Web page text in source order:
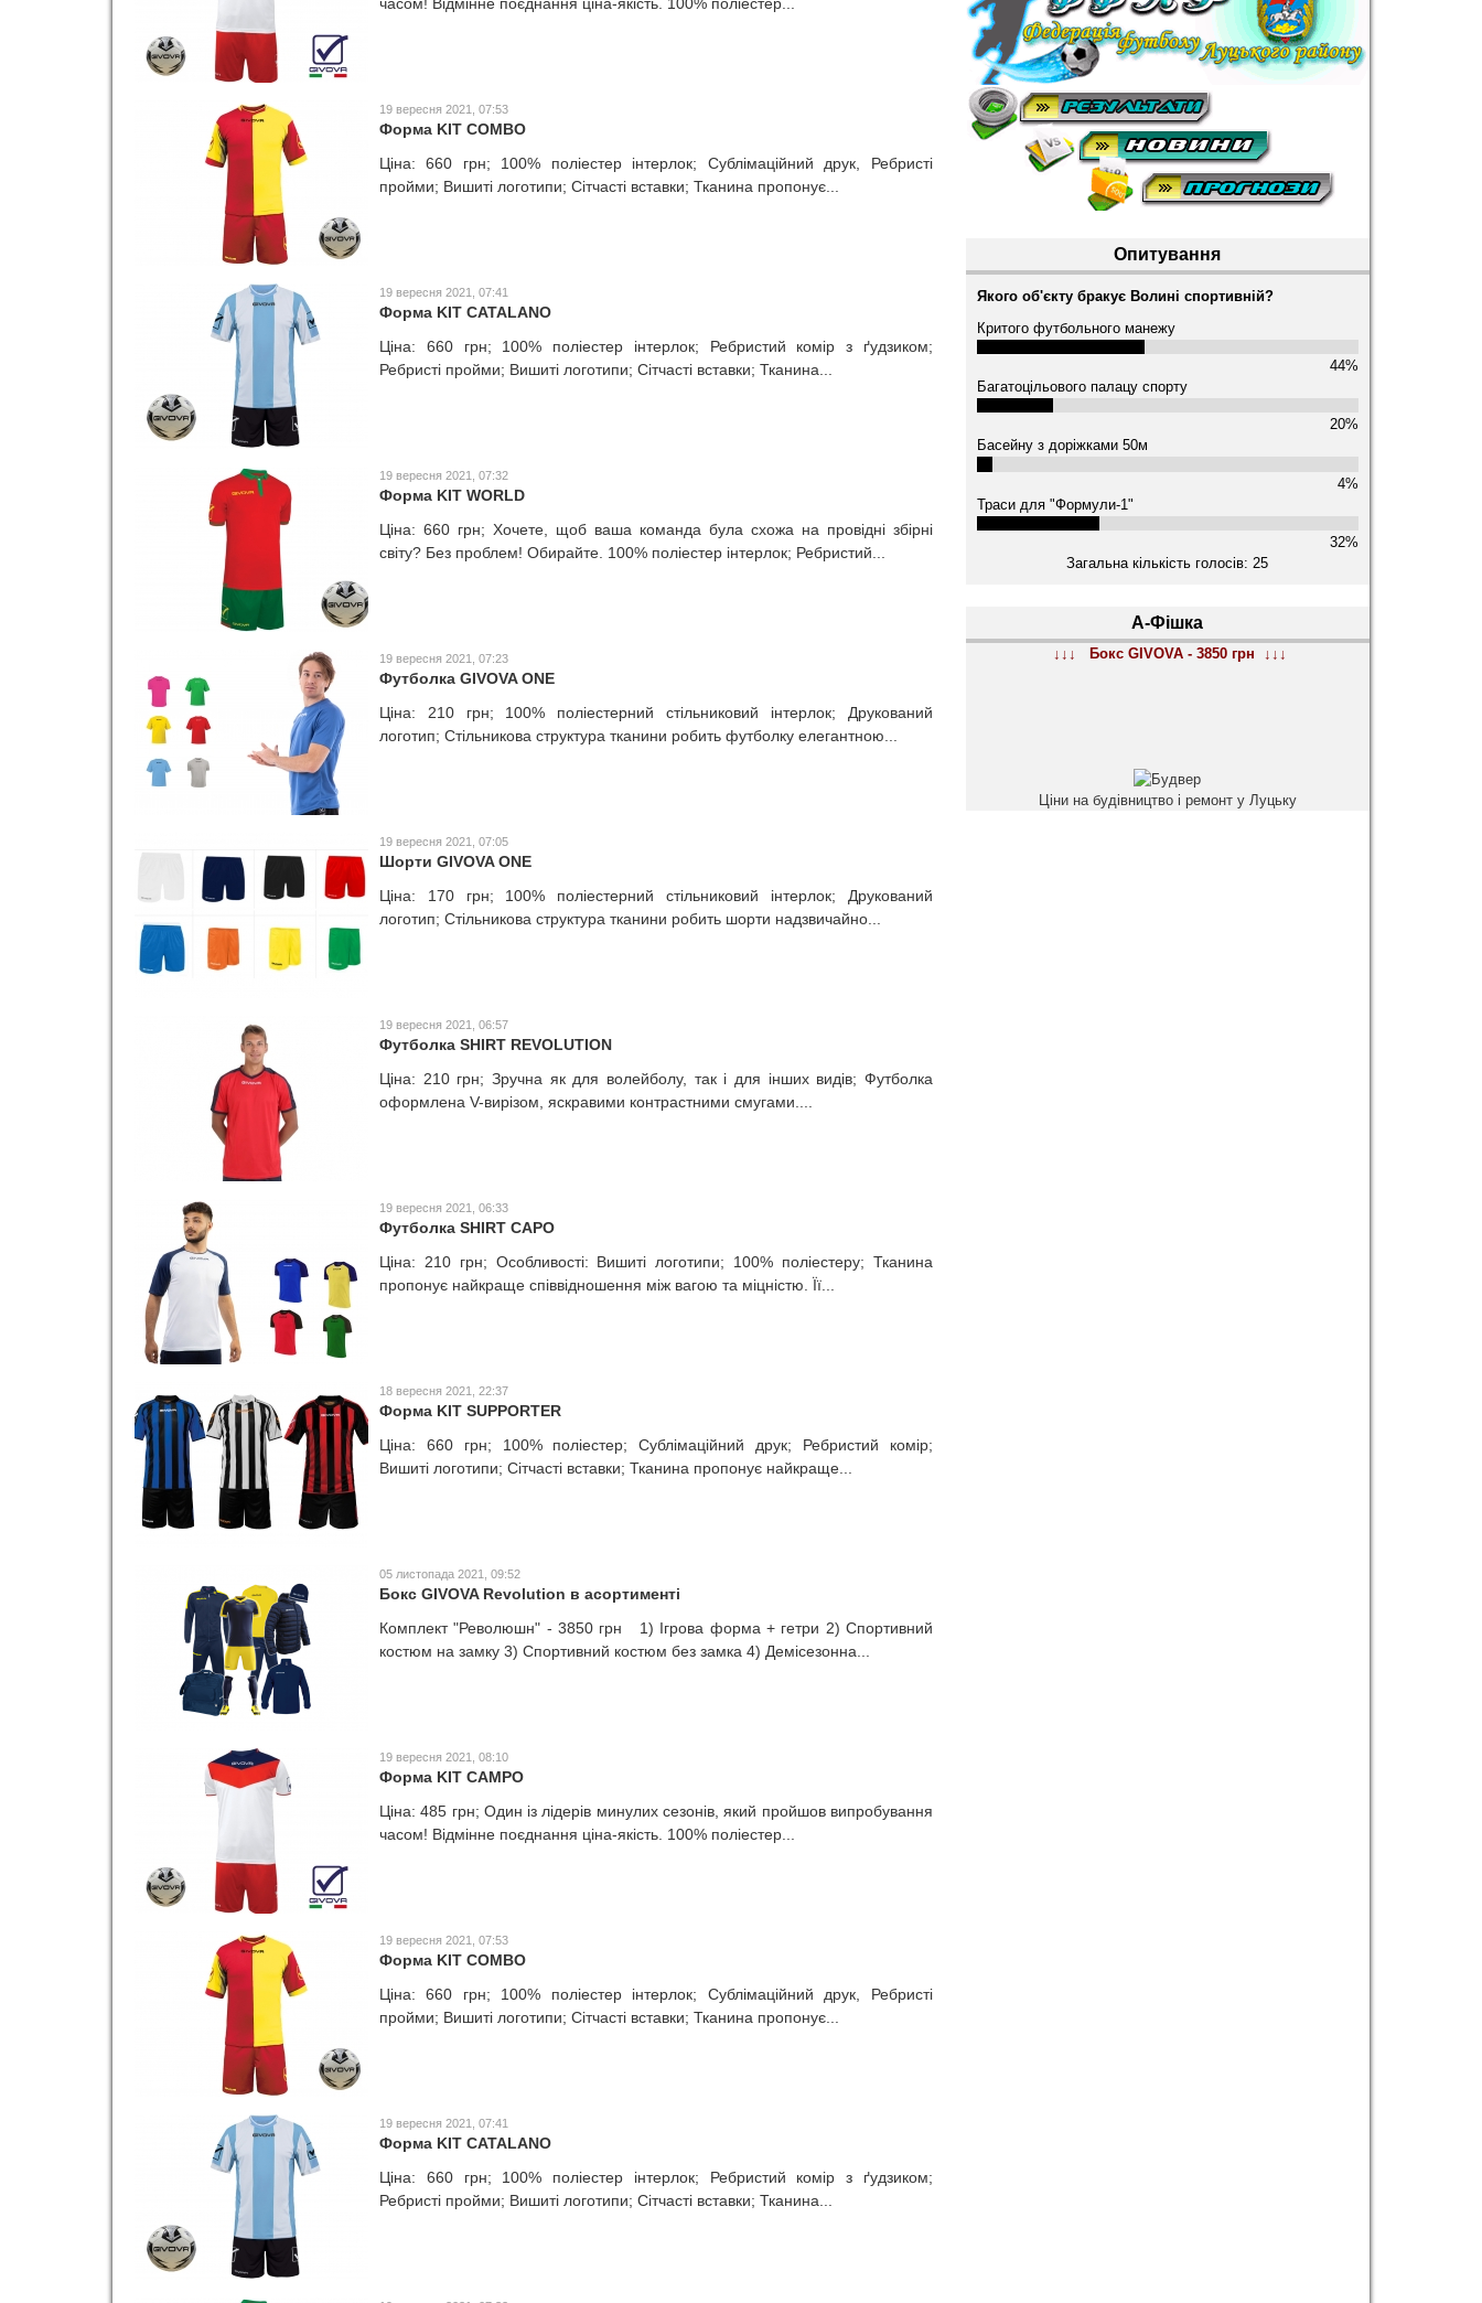
19 вересня 2021, 07:53
Форма KIT CОМВО
Ціна: 660 грн; 100% поліестер інтерлок; Сублімаційний друк, Ребристі
пройми; Вишиті логотипи; Сітчасті вставки; Тканина пропонує...
19 вересня 2021, 07:41
Форма KIT CATALANO
Ціна: 660 грн; 100% поліестер інтерлок; Ребристий комір з ґудзиком;
Ребристі пройми; Вишиті логотипи; Сітчасті вставки; Тканина...
19 вересня 2021, 07:32
Форма KIT WORLD
Ціна: 660 грн; Хочете, щоб ваша команда була схожа на провідні збірні
світу? Без проблем! Обирайте. 100% поліестер інтерлок; Ребристий...
19 вересня 2021, 07:23
Футболка GIVOVA ONE
Ціна: 210 грн; 100% поліестерний стільниковий інтерлок; Друкований
логотип; Стільникова структура тканини робить футболку елегантною...
19 вересня 2021, 07:05
Шорти GIVOVA ONE
Ціна: 170 грн; 100% поліестерний стільниковий інтерлок; Друкований
логотип; Стільникова структура тканини робить шорти надзвичайно...
19 вересня 2021, 06:57
Футболка SHIRT REVOLUTION
Ціна: 210 грн; Зручна як для волейболу, так і для інших видів; Футболка
оформлена V-вирізом, яскравими контрастними смугами....
19 вересня 2021, 06:33
Футболка SHIRT CAPO
Ціна: 210 грн; Особливості: Вишиті логотипи; 100% поліестеру; Тканина
пропонує найкраще співвідношення між вагою та міцністю. Її...
18 вересня 2021, 22:37
Форма KIT SUPPORTER
Ціна: 660 грн; 100% поліестер; Сублімаційний друк; Ребристий комір;
Вишиті логотипи; Сітчасті вставки; Тканина пропонує найкраще...
05 листопада 2021, 09:52
Бокс GIVOVA Revolution в асортименті
Комплект "Революшн" - 3850 грн 1) Ігрова форма + гетри 2) Спортивний
костюм на замку 3) Спортивний костюм без замка 4) Демісезонна...
19 вересня 2021, 08:10
Форма KIT CАМРО
Ціна: 485 грн; Один із лідерів минулих сезонів, який пройшов випробування
часом! Відмінне поєднання ціна-якість. 100% поліестер...
19 вересня 2021, 07:53
Форма KIT CОМВО
Ціна: 660 грн; 100% поліестер інтерлок; Сублімаційний друк, Ребристі
пройми; Вишиті логотипи; Сітчасті вставки; Тканина пропонує...
19 вересня 2021, 07:41
Форма KIT CATALANO
Ціна: 660 грн; 100% поліестер інтерлок; Ребристий комір з ґудзиком;
Ребристі пройми; Вишиті логотипи; Сітчасті вставки; Тканина...
Опитування
Якого об'єкту бракує Волині спортивній?
Критого футбольного манежу
44%
Багатоцільового палацу спорту
20%
Басейну з доріжками 50м
4%
Траси для "Формули-1"
32%
Загальна кількість голосів: 25
А-Фішка
↓↓↓ Бокс GIVOVA - 3850 грн ↓↓↓
Ціни на будівництво і ремонт у Луцьку